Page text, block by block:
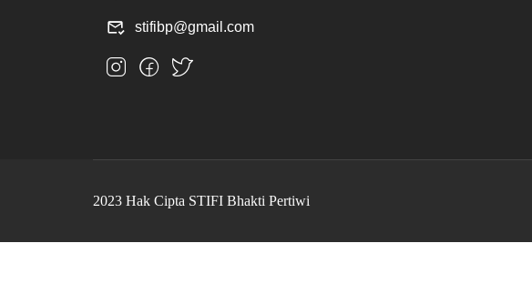
stifibp@gmail.com
2023 Hak Cipta STIFI Bhakti Pertiwi